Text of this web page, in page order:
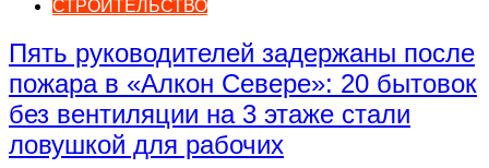
СТРОИТЕЛЬСТВО
Пять руководителей задержаны после
пожара в «Алкон Севере»: 20 бытовок
без вентиляции на 3 этаже стали
ловушкой для рабочих